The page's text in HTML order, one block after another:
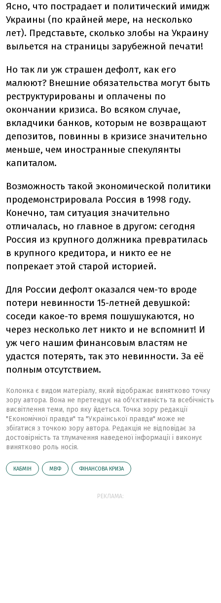
Ясно, что пострадает и политический имидж
Украины (по крайней мере, на несколько
лет). Представьте, сколько злобы на Украину
выльется на страницы зарубежной печати!
Но так ли уж страшен дефолт, как его
малюют? Внешние обязательства могут быть
реструктурированы и оплачены по
окончании кризиса. Во всяком случае,
вкладчики банков, которым не возвращают
депозитов, повинны в кризисе значительно
меньше, чем иностранные спекулянты
капиталом.
Возможность такой экономической политики
продемонстрировала Россия в 1998 году.
Конечно, там ситуация значительно
отличалась, но главное в другом: сегодня
Россия из крупного должника превратилась
в крупного кредитора, и никто ее не
попрекает этой старой историей.
Для России дефолт оказался чем-то вроде
потери невинности 15-летней девушкой:
соседи какое-то время пошушукаются, но
через несколько лет никто и не вспомнит! И
уж чего нашим финансовым властям не
удастся потерять, так это невинности. За её
полным отсутствием.
Колонка є видом матеріалу, який відображає винятково точку
зору автора. Вона не претендує на об'єктивність та всебічність
висвітлення теми, про яку йдеться. Точка зору редакції
"Економічної правди" та "Української правди" може не
збігатися з точкою зору автора. Редакція не відповідає за
достовірність та тлумачення наведеної інформації і виконує
винятково роль носія.
КАБМІН МВФ ФІНАНСОВА КРИЗА
РЕКЛАМА: